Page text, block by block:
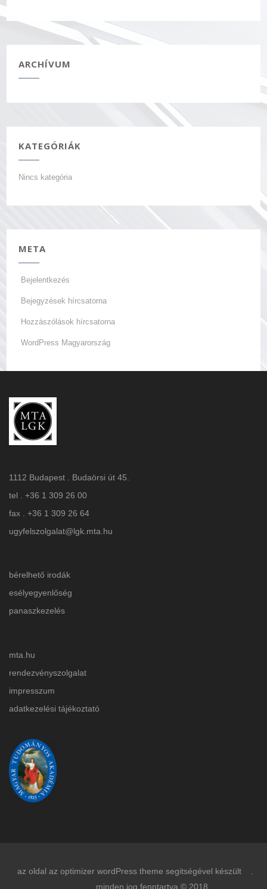
ARCHÍVUM
KATEGÓRIÁK
Nincs kategória
META
Bejelentkezés
Bejegyzések hírcsatorna
Hozzászólások hírcsatorna
WordPress Magyarország
1112 Budapest . Budaörsi út 45.
tel . +36 1 309 26 00
fax . +36 1 309 26 64
ugyfelszolgalat@lgk.mta.hu
bérelhető irodák
esélyegyenlőség
panaszkezelés
mta.hu
rendezvényszolgalat
impresszum
adatkezelési tájékoztató
az oldal az optimizer wordPress theme segitségével készült .
minden jog fenntartva © 2018